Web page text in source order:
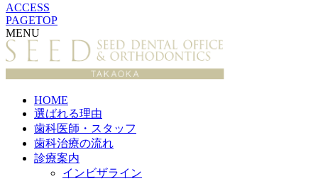
ACCESS
PAGETOP
MENU
HOME
選ばれる理由
歯科医師・スタッフ
歯科治療の流れ
診療案内
インビザライン